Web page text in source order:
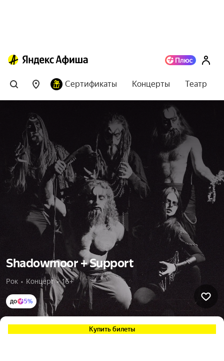
Сертификаты Концерты Театр
Shadowmoor + Support
Рок  •  Концерт  •  16+
до 5%
Купить билеты